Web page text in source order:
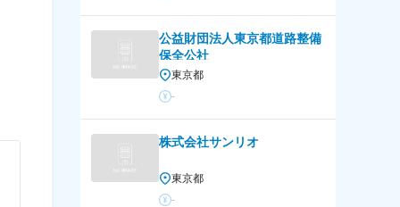
公益財団法人東京都道路整備
保全公社
東京都
-
株式会社サンリオ
東京都
-